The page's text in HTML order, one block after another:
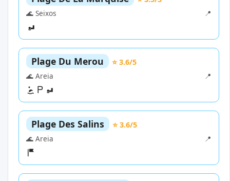
🌊 Seixos
📍
Plage Du Merou
⭐ 3.6/5
🌊 Areia
📍
Plage Des Salins
⭐ 3.6/5
🌊 Areia
📍